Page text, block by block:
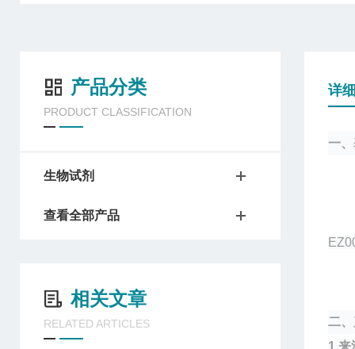
产品分类
PRODUCT CLASSIFICATION
生物试剂
查看全部产品
相关文章
RELATED ARTICLES
详
一
二
1.来